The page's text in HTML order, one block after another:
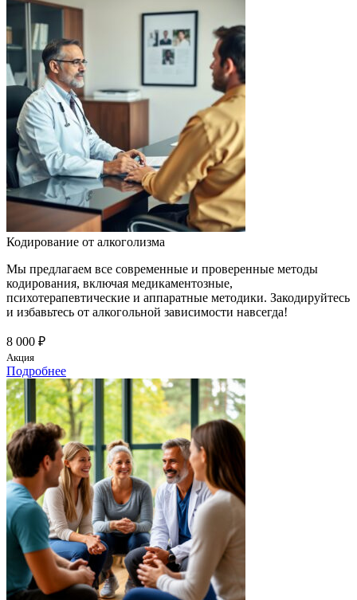
Кодирование от алкоголизма
Мы предлагаем все современные и проверенные методы
кодирования, включая медикаментозные,
психотерапевтические и аппаратные методики. Закодируйтесь
и избавьтесь от алкогольной зависимости навсегда!
8 000 ₽
Акция
Подробнее